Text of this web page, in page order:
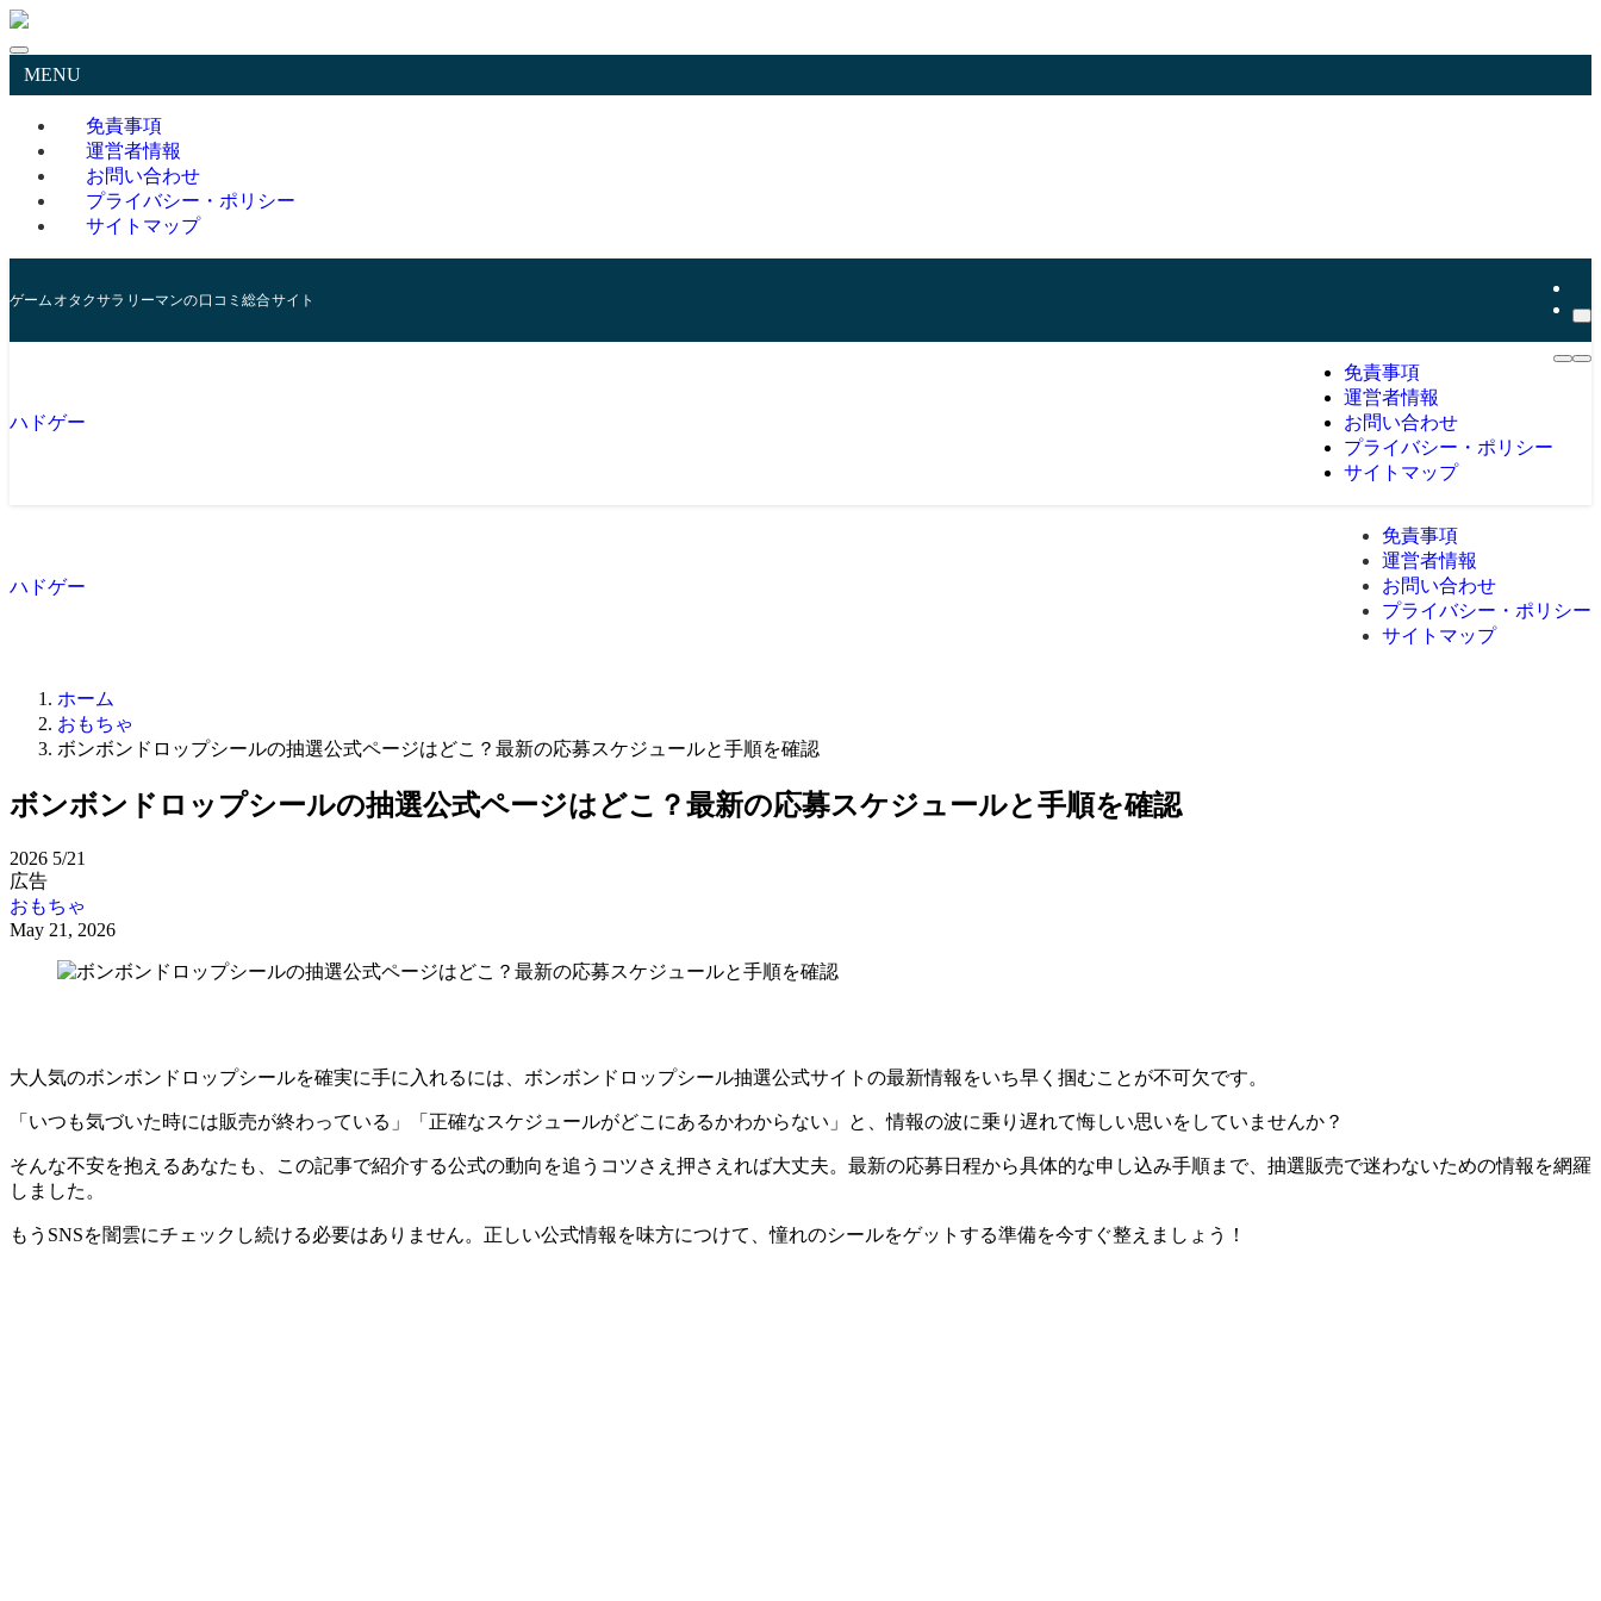
MENU
免責事項
運営者情報
お問い合わせ
プライバシー・ポリシー
サイトマップ
ゲームオタクサラリーマンの口コミ総合サイト
ハドゲー
免責事項
運営者情報
お問い合わせ
プライバシー・ポリシー
サイトマップ
ハドゲー
免責事項
運営者情報
お問い合わせ
プライバシー・ポリシー
サイトマップ
ホーム
おもちゃ
ボンボンドロップシールの抽選公式ページはどこ？最新の応募スケジュールと手順を確認
ボンボンドロップシールの抽選公式ページはどこ？最新の応募スケジュールと手順を確認
2026 5/21
広告
おもちゃ
May 21, 2026
大人気のボンボンドロップシールを確実に手に入れるには、ボンボンドロップシール抽選公式サイトの最新情報をいち早く掴むことが不可欠です。
「いつも気づいた時には販売が終わっている」「正確なスケジュールがどこにあるかわからない」と、情報の波に乗り遅れて悔しい思いをしていませんか？
そんな不安を抱えるあなたも、この記事で紹介する公式の動向を追うコツさえ押さえれば大丈夫。最新の応募日程から具体的な申し込み手順まで、抽選販売で迷わないための情報を網羅
しました。
もうSNSを闇雲にチェックし続ける必要はありません。正しい公式情報を味方につけて、憧れのシールをゲットする準備を今すぐ整えましょう！